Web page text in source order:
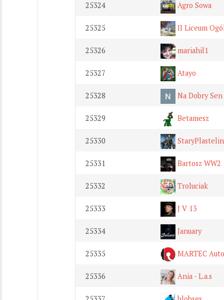
25324 Agro Sowa
25325 II Liceum
25326 mariahil1
25327 Atayo
25328 Na Dobry Sen
25329 Betamesz
25330
25331 Bartosz WW2
25332 Troluciak
25333 J V 13
25334 January
25335 MARTEC
25336 Ania - L.a.s